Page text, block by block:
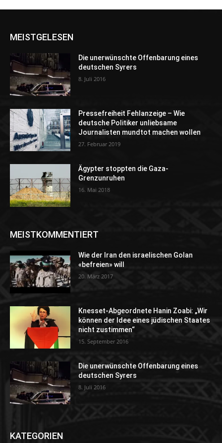
MEISTGELESEN
Die unerwünschte Offenbarung eines
deutschen Syrers
8. Juli 2016
Pressefreiheit Fehlanzeige – Wie
deutsche Politiker unliebsame
Journalisten mundtot machen wollen
27. Februar 2019
Ägypter stoppten die Gaza-
Grenzunruhen
16. Mai 2018
MEISTKOMMENTIERT
Wie der Iran den israelischen Golan
«befreien» will
20. März 2017
Knesset-Abgeordnete Hanin Zoabi: „Wir
können der Idee eines jüdischen Staates
nicht zustimmen“
15. September 2016
Die unerwünschte Offenbarung eines
deutschen Syrers
8. Juli 2016
KATEGORIEN